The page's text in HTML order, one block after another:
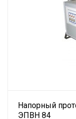
Напорный
ЭПВН 84